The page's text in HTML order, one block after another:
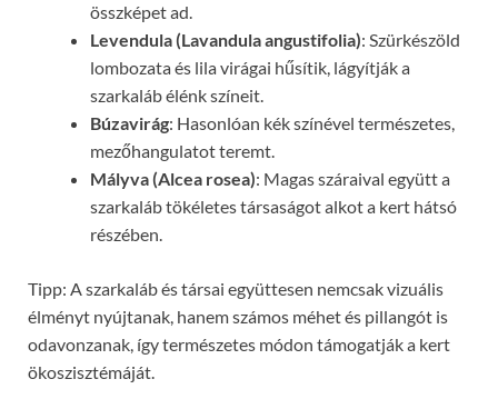
összképet ad.
Levendula (Lavandula angustifolia): Szürkészöld
lombozata és lila virágai hűsítik, lágyítják a
szarkaláb élénk színeit.
Búzavirág: Hasonlóan kék színével természetes,
mezőhangulatot teremt.
Mályva (Alcea rosea): Magas száraival együtt a
szarkaláb tökéletes társaságot alkot a kert hátsó
részében.
Tipp: A szarkaláb és társai együttesen nemcsak vizuális
élményt nyújtanak, hanem számos méhet és pillangót is
odavonzanak, így természetes módon támogatják a kert
ökoszisztémáját.